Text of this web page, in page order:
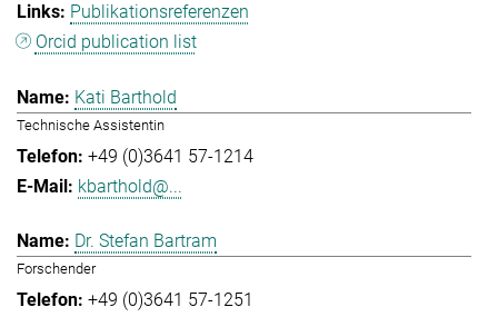
Publikationsreferenzen
Orcid publication list
Kati Barthold
Technische Assistentin
+49 (0)3641 57-1214
kbarthold@...
Dr. Stefan Bartram
Forschender
+49 (0)3641 57-1251